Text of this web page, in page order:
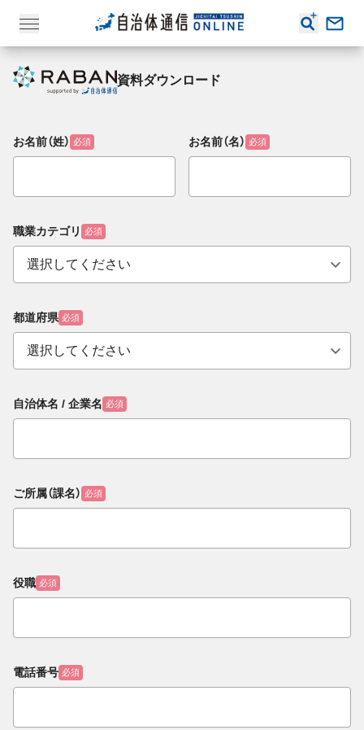
資料ダウンロード
お名前（姓） 必須 お名前（名） 必須
職業カテゴリ 必須
都道府県 必須
自治体名 / 企業名 必須
ご所属（課名） 必須
役職 必須
電話番号 必須